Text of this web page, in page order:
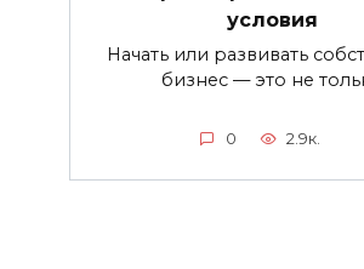
условия
Начать или развивать
бизнес — это не
0 2.9к.